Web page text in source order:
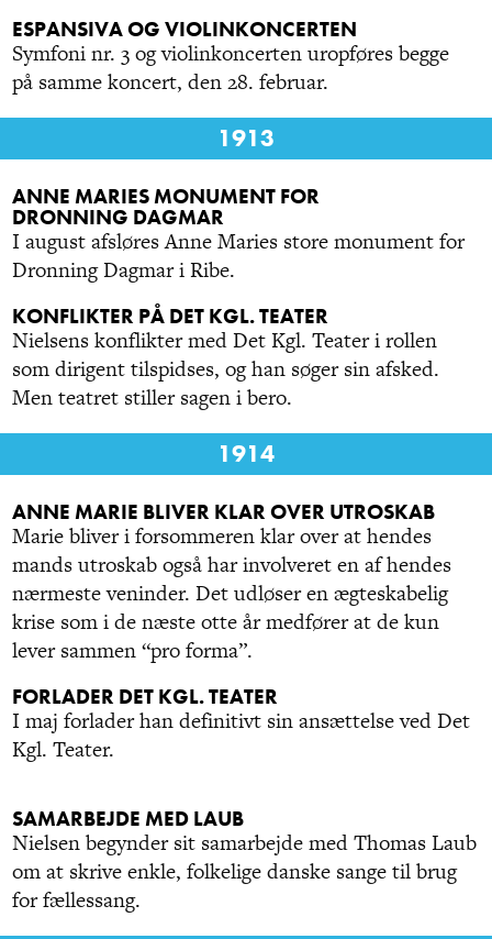
ESPANSIVA OG VIOLINKONCERTEN
Symfoni nr. 3 og violinkoncerten uropføres begge
på samme koncert, den 28. februar.
1913
ANNE MARIES MONUMENT FOR
DRONNING DAGMAR
I august afsløres Anne Maries store monument for
Dronning Dagmar i Ribe.
KONFLIKTER PÅ DET KGL. TEATER
Nielsens konflikter med Det Kgl. Teater i rollen
som dirigent tilspidses, og han søger sin afsked.
Men teatret stiller sagen i bero.
1914
ANNE MARIE BLIVER KLAR OVER UTROSKAB
Marie bliver i forsommeren klar over at hendes
mands utroskab også har involveret en af hendes
nærmeste veninder. Det udløser en ægteskabelig
krise som i de næste otte år medfører at de kun
lever sammen “pro forma”.
FORLADER DET KGL. TEATER
I maj forlader han definitivt sin ansættelse ved Det
Kgl. Teater.
SAMARBEJDE MED LAUB
Nielsen begynder sit samarbejde med Thomas Laub
om at skrive enkle, folkelige danske sange til brug
for fællessang.